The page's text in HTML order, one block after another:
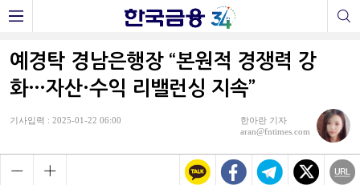
예경탁 경남은행장 “본원적 경쟁력 강
화…자산·수익 리밸런싱 지속”
기사입력 : 2025-01-22 06:00
한아란 기자
aran@fntimes.com